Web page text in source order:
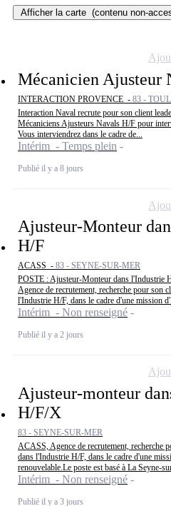
Afficher la carte (contenu non-
Mécanicien Ajusteur
INTERACTION PROVENCE - 83 -
Interaction Naval recrute pour son client
Mécaniciens Ajusteurs Navals H/F pour
Vous interviendrez dans le cadre de...
Intérim - Temps plein
Publié il y a 8 jours
Ajusteur-Monteur
H/F
ACASS - 83 - SEYNE-SUR-MER
POSTE : Ajusteur-Monteur dans
Agence de recrutement, recherche pour son
l'Industrie H/F, dans le cadre d'une mission
Intérim - Non renseigné
Publié il y a 2 jours
Ajusteur-monteur
H/F/X
83 - SEYNE-SUR-MER
ACASS, Agence de recrutement, recherche
dans l'Industrie H/F, dans le cadre d'une
renouvelable.Le poste est basé à La Seyne-
Intérim - Non renseigné
Publié il y a 3 jours